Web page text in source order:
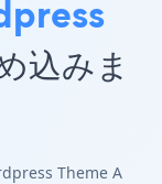
込みま
Theme A